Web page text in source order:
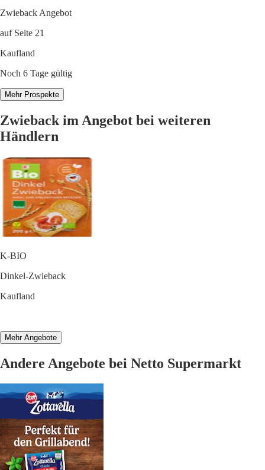
Zwieback Angebot
auf Seite 21
Kaufland
Noch 6 Tage gültig
Mehr Prospekte
Zwieback im Angebot bei weiteren
Händlern
K-BIO
Dinkel-Zwieback
Kaufland
Mehr Angebote
Andere Angebote bei Netto Supermarkt